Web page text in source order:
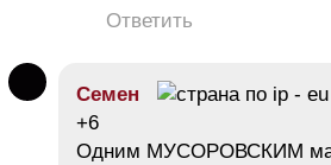
Ответить
Семен
+6
Одним МУСОРОВСКИМ